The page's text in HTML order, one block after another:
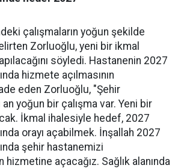
çalışmaların yoğun şekilde
Zorluoğlu, yeni bir ikmal
söyledi. Hastanenin 2027
hizmete açılmasının
eden Zorluoğlu, "Şehir
yoğun bir çalışma var. Yeni bir
İkmal ihalesiyle hedef, 2027
orayı açabilmek. İnşallah 2027
şehir hastanemizi
hizmetine açacağız. Sağlık alanında